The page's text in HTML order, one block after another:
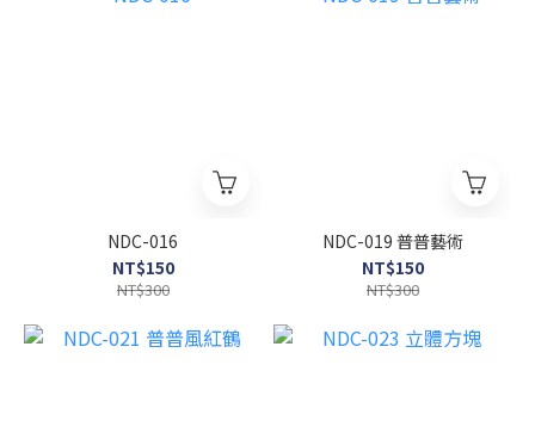
NDC-016
NT$150
NT$300
NDC-019 普普藝術
NT$150
NT$300